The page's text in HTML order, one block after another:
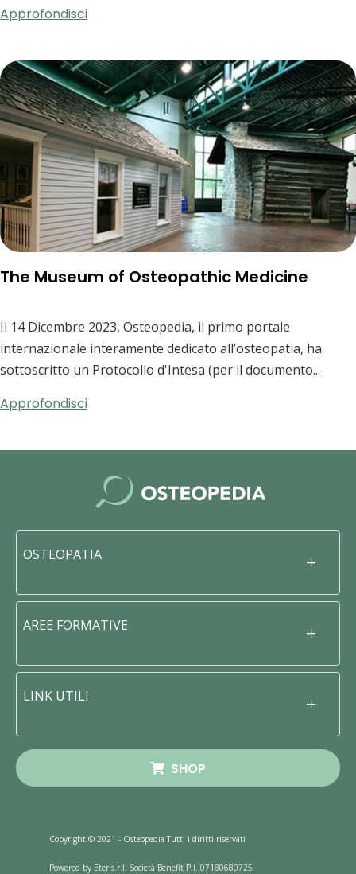
Approfondisci
The Museum of Osteopathic Medicine
Il 14 Dicembre 2023, Osteopedia, il primo portale
internazionale interamente dedicato all’osteopatia, ha
sottoscritto un Protocollo d'Intesa (per il documento...
Approfondisci
OSTEOPATIA
AREE FORMATIVE
LINK UTILI
SHOP
Copyright © 2021 - Osteopedia Tutti i diritti riservati
Powered by Eter s.r.l. Società Benefit P.I. 07180680725